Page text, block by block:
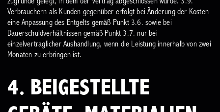
Verbrauchern als Kunden gegenüber erfolgt bei Änderung der Kosten
eine Anpassung des Entgelts gemäß Punkt 3.6. sowie bei
Dauerschuldverhältnissen gemäß Punkt 3.7. nur bei
einzelvertraglicher Aushandlung, wenn die Leistung innerhalb von zwei
Monaten zu erbringen ist.
4. BEIGESTELLTE